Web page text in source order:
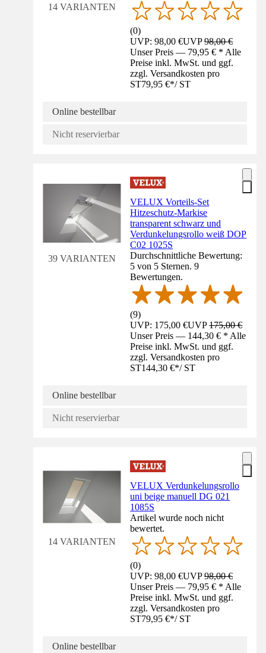
14 VARIANTEN
(0)
UVP: 98,00 €UVP98,00 €
Unser Preis — 79,95 € * Alle
Preise inkl. MwSt. und ggf.
zzgl. Versandkosten pro
ST79,95 €*/ ST
Online bestellbar
Nicht reservierbar
39 VARIANTEN
VELUX Vorteils-Set
Hitzeschutz-Markise
transparent schwarz und
Verdunkelungsrollo weiß DOP
C02 1025S
Durchschnittliche Bewertung:
5 von 5 Sternen. 9
Bewertungen.
(9)
UVP: 175,00 €UVP175,00 €
Unser Preis — 144,30 € * Alle
Preise inkl. MwSt. und ggf.
zzgl. Versandkosten pro
ST144,30 €*/ ST
Online bestellbar
Nicht reservierbar
14 VARIANTEN
VELUX Verdunkelungsrollo
uni beige manuell DG 021
1085S
Artikel wurde noch nicht
bewertet.
(0)
UVP: 98,00 €UVP98,00 €
Unser Preis — 79,95 € * Alle
Preise inkl. MwSt. und ggf.
zzgl. Versandkosten pro
ST79,95 €*/ ST
Online bestellbar